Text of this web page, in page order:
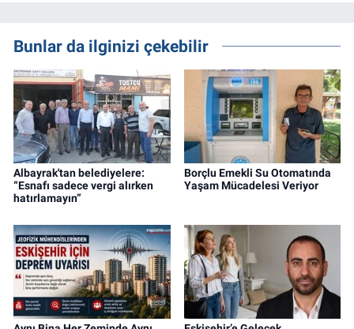
Bunlar da ilginizi çekebilir
Albayrak'tan belediyelere:
“Esnafı sadece vergi alırken
hatırlamayın”
Borçlu Emekli Su Otomatında
Yaşam Mücadelesi Veriyor